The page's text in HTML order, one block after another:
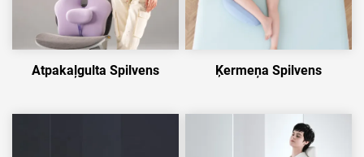
Atpakaļgulta Spilvens Ķermeņa Spilvens